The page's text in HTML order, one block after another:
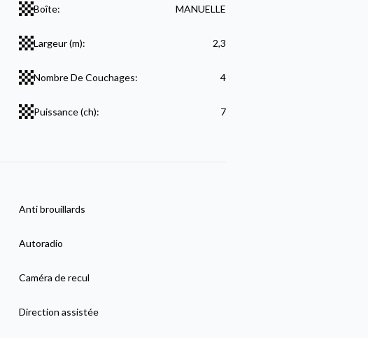
Boîte: MANUELLE
Largeur (m): 2,3
Nombre De Couchages: 4
Puissance (ch): 7
Anti brouillards
Autoradio
Caméra de recul
Direction assistée